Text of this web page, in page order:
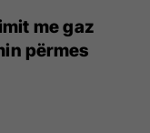
me gaz
përmes